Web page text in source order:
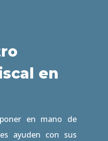
en
en mano de
ayuden con sus